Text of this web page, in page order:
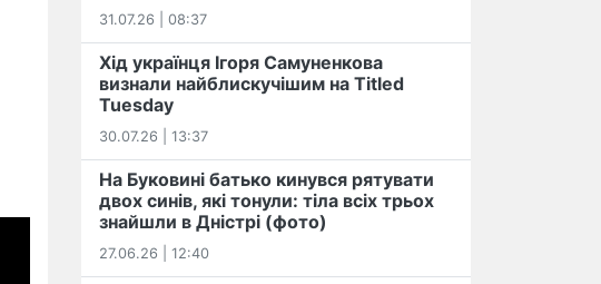
31.07.26 | 08:37
Хід українця Ігоря Самуненкова
визнали найблискучішим на Titled
Tuesday
30.07.26 | 13:37
На Буковині батько кинувся рятувати
двох синів, які тонули: тіла всіх трьох
знайшли в Дністрі (фото)
27.06.26 | 12:40